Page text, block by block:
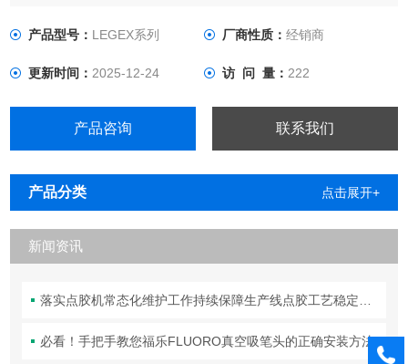
产品型号： LEGEX系列 厂商性质： 经销商
更新时间：2025-12-24 访 问 量： 222
产品咨询 联系我们
产品分类 点击展开+
新闻资讯
落实点胶机常态化维护工作持续保障生产线点胶工艺稳定合规
必看！手把手教您福乐FLUORO真空吸笔头的正确安装方法